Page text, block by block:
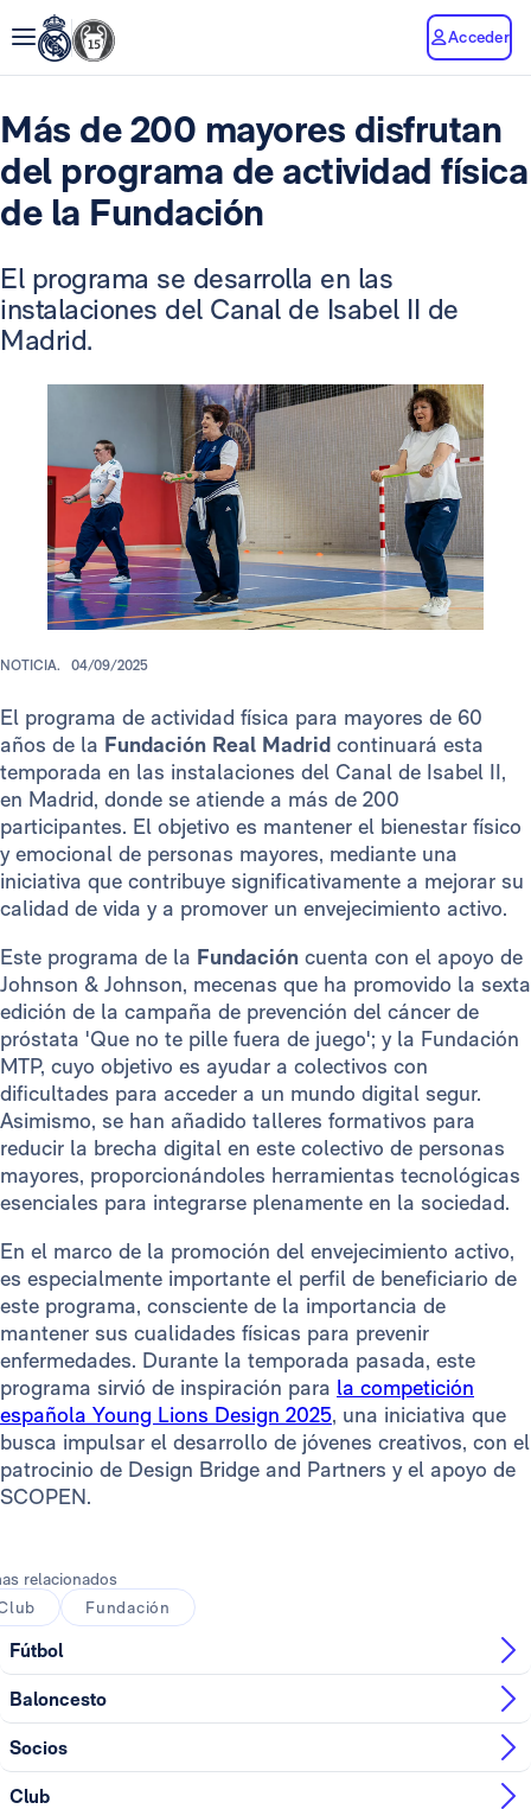
Acceder
Más de 200 mayores disfrutan
del programa de actividad física
de la Fundación
El programa se desarrolla en las
instalaciones del Canal de Isabel II de
Madrid.
NOTICIA. 04/09/2025
El programa de actividad física para mayores de 60
años de la Fundación Real Madrid continuará esta
temporada en las instalaciones del Canal de Isabel II,
en Madrid, donde se atiende a más de 200
participantes. El objetivo es mantener el bienestar físico
y emocional de personas mayores, mediante una
iniciativa que contribuye significativamente a mejorar su
calidad de vida y a promover un envejecimiento activo.
Este programa de la Fundación cuenta con el apoyo de
Johnson & Johnson, mecenas que ha promovido la sexta
edición de la campaña de prevención del cáncer de
próstata 'Que no te pille fuera de juego'; y la Fundación
MTP, cuyo objetivo es ayudar a colectivos con
dificultades para acceder a un mundo digital segur.
Asimismo, se han añadido talleres formativos para
reducir la brecha digital en este colectivo de personas
mayores, proporcionándoles herramientas tecnológicas
esenciales para integrarse plenamente en la sociedad.
En el marco de la promoción del envejecimiento activo,
es especialmente importante el perfil de beneficiario de
este programa, consciente de la importancia de
mantener sus cualidades físicas para prevenir
enfermedades. Durante la temporada pasada, este
programa sirvió de inspiración para la competición
española Young Lions Design 2025, una iniciativa que
busca impulsar el desarrollo de jóvenes creativos, con el
patrocinio de Design Bridge and Partners y el apoyo de
SCOPEN.
relacionados
Fundación
Fútbol
Baloncesto
Socios
Club